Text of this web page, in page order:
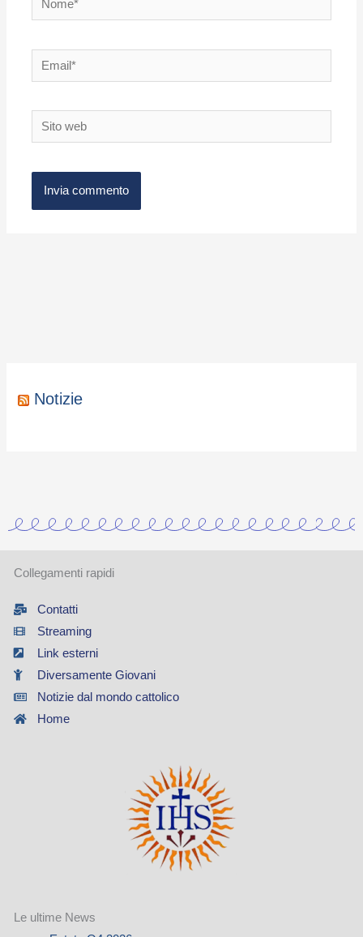
Email*
Sito
web
Notizie
Collegamenti rapidi
Contatti
Streaming
Link esterni
Diversamente Giovani
Notizie dal mondo cattolico
Home
Le ultime News